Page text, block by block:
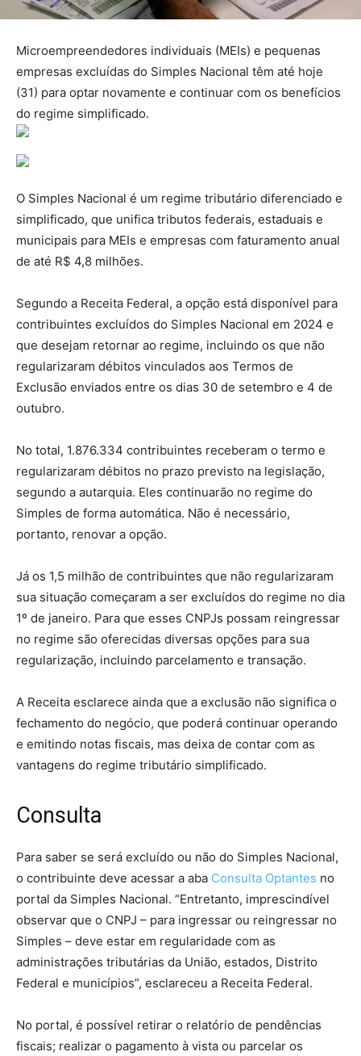
Microempreendedores individuais (MEIs) e pequenas
empresas excluídas do Simples Nacional têm até hoje
(31) para optar novamente e continuar com os benefícios
do regime simplificado.
O Simples Nacional é um regime tributário diferenciado e
simplificado, que unifica tributos federais, estaduais e
municipais para MEIs e empresas com faturamento anual
de até R$ 4,8 milhões.
Segundo a Receita Federal, a opção está disponível para
contribuintes excluídos do Simples Nacional em 2024 e
que desejam retornar ao regime, incluindo os que não
regularizaram débitos vinculados aos Termos de
Exclusão enviados entre os dias 30 de setembro e 4 de
outubro.
No total, 1.876.334 contribuintes receberam o termo e
regularizaram débitos no prazo previsto na legislação,
segundo a autarquia. Eles continuarão no regime do
Simples de forma automática. Não é necessário,
portanto, renovar a opção.
Já os 1,5 milhão de contribuintes que não regularizaram
sua situação começaram a ser excluídos do regime no dia
1º de janeiro. Para que esses CNPJs possam reingressar
no regime são oferecidas diversas opções para sua
regularização, incluindo parcelamento e transação.
A Receita esclarece ainda que a exclusão não significa o
fechamento do negócio, que poderá continuar operando
e emitindo notas fiscais, mas deixa de contar com as
vantagens do regime tributário simplificado.
Consulta
Para saber se será excluído ou não do Simples Nacional,
o contribuinte deve acessar a aba Consulta Optantes no
portal da Simples Nacional. “Entretanto, imprescindível
observar que o CNPJ – para ingressar ou reingressar no
Simples – deve estar em regularidade com as
administrações tributárias da União, estados, Distrito
Federal e municípios”, esclareceu a Receita Federal.
No portal, é possível retirar o relatório de pendências
fiscais; realizar o pagamento à vista ou parcelar os